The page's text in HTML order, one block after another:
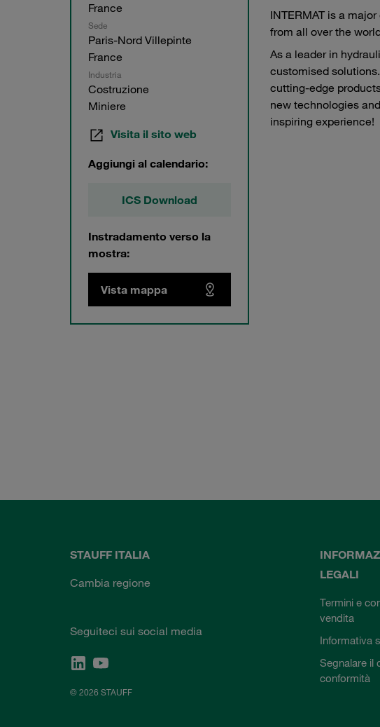
France
Sede
Paris-Nord Villepinte
France
Industria
Costruzione
Miniere
Visita il sito web
Aggiungi al calendario:
ICS Download
Instradamento verso la
mostra:
Vista mappa
INTERMAT is a
from all over the
As a leader in
customised
cutting-edge
new technologies
inspiring experience!
STAUFF ITALIA
Cambia regione
Seguiteci sui social media
© 2026 STAUFF
LEGALI
Termini e
vendita
Informativa
Segnalare il
conformità